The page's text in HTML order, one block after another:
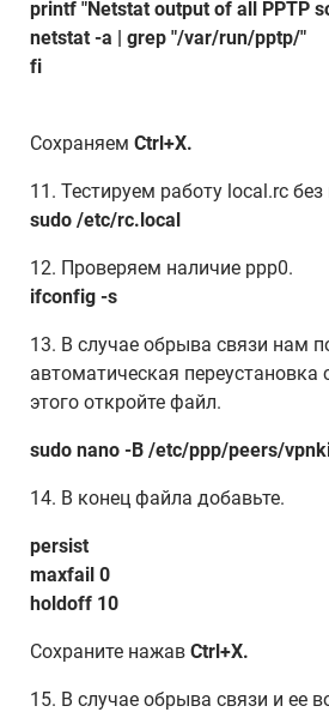
printf "Netstat output of all PPTP
netstat -a | grep "/var/run/pptp/"
fi
Сохраняем Ctrl+X.
11. Тестируем работу local.rc без
sudo /etc/rc.local
12. Проверяем наличие ppp0.
ifconfig -s
13. В случае обрыва связи нам
автоматическая переустановка
этого откройте файл.
sudo nano -B /etc/ppp/peers/
14. В конец файла добавьте.
persist
maxfail 0
holdoff 10
Сохраните нажав Ctrl+X.
15. В случае обрыва связи и ее